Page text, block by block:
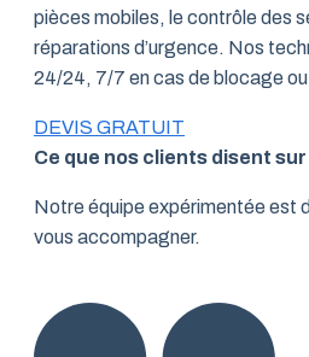
pièces mobiles, le contrôle des
réparations d’urgence. Nos
24/24, 7/7 en cas de blocage
DEVIS GRATUIT
Ce que nos clients disent
Notre équipe expérimentée est
vous accompagner.